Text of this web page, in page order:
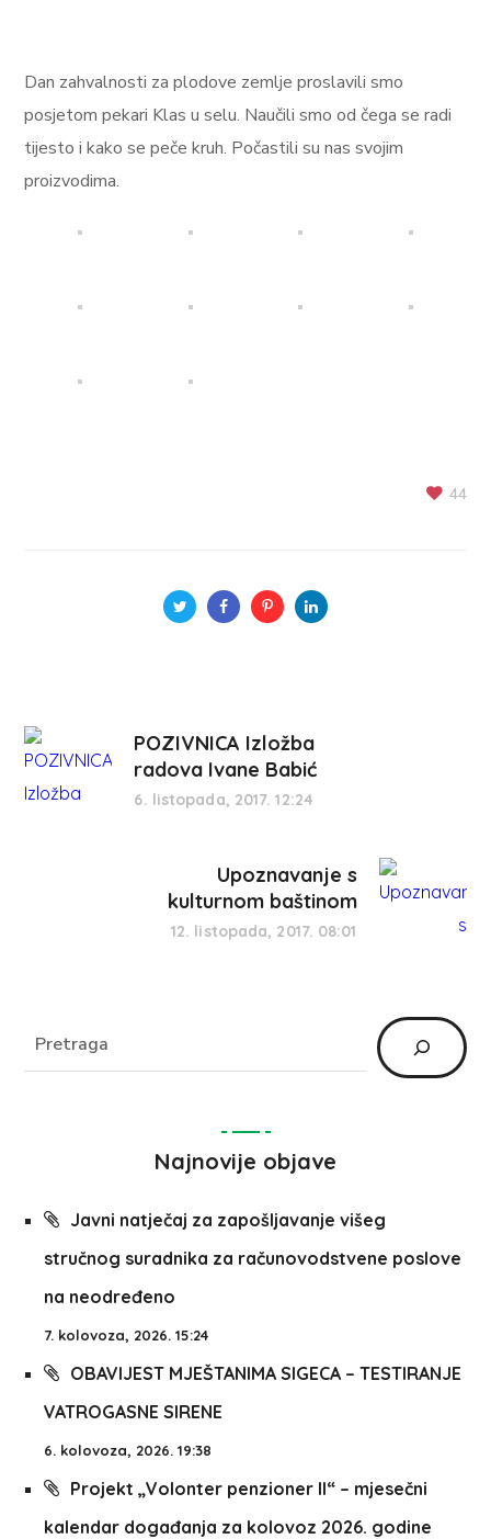
Dan zahvalnosti za plodove zemlje proslavili smo
posjetom pekari Klas u selu. Naučili smo od čega se radi
tijesto i kako se peče kruh. Počastili su nas svojim
proizvodima.
44
POZIVNICA Izložba
radova Ivane Babić
6. listopada, 2017. 12:24
Upoznavanje s
kulturnom baštinom
12. listopada, 2017. 08:01
Najnovije objave
Javni natječaj za zapošljavanje višeg
stručnog suradnika za računovodstvene poslove
na neodređeno
7. kolovoza, 2026. 15:24
OBAVIJEST MJEŠTANIMA SIGECA – TESTIRANJE
VATROGASNE SIRENE
6. kolovoza, 2026. 19:38
Projekt „Volonter penzioner II“ – mjesečni
kalendar događanja za kolovoz 2026. godine